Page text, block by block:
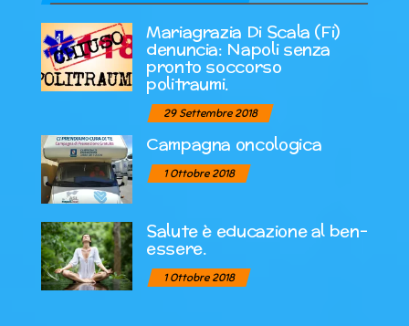
Mariagrazia Di Scala (Fi)
denuncia: Napoli senza
pronto soccorso
politraumi.
29 Settembre 2018
Campagna oncologica
1 Ottobre 2018
Salute è educazione al ben-
essere.
1 Ottobre 2018